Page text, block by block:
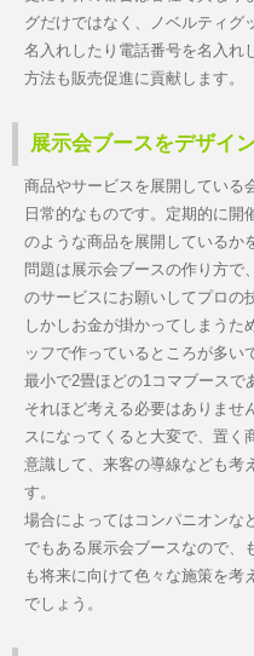
グだけではなく、ノベルティグ
名入れしたり電話番号を名入れ
方法も販売促進に貢献します。
展示会ブースをデザイ
商品やサービスを展開している
日常的なものです。定期的に
のような商品を展開しているか
問題は展示会ブースの作り方で
のサービスにお願いしてプロの
しかしお金が掛かってしまうた
ッフで作っているところが多い
最小で2畳ほどの1コマブースで
それほど考える必要はありませ
スになってくると大変で、置く
意識して、来客の導線なども考
す。
場合によってはコンパニオンな
でもある展示会ブースなので、
も将来に向けて色々な施策を考
でしょう。